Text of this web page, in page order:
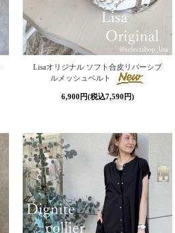
Lisaオリジナル ソフト合皮リバーシブ
ルメッシュベルト
6,900円(税込7,590円)